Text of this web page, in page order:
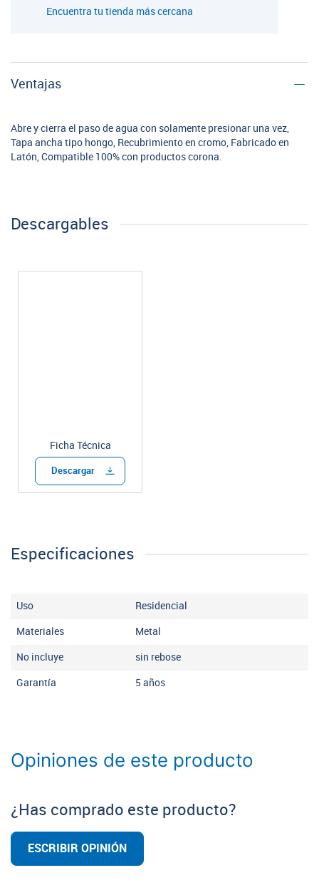
Encuentra tu tienda más cercana
Ventajas
Abre y cierra el paso de agua con solamente presionar una vez,
Tapa ancha tipo hongo, Recubrimiento en cromo, Fabricado en
Latón, Compatible 100% con productos corona.
Descargables
Ficha Técnica
Descargar
Especificaciones
Uso Residencial
Materiales Metal
No incluye sin rebose
Garantía 5 años
Opiniones de este producto
¿Has comprado este producto?
ESCRIBIR OPINIÓN